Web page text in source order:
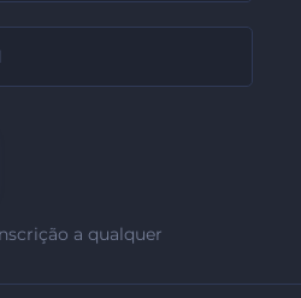
a qualquer